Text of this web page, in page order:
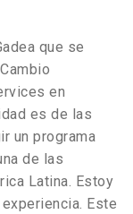
que se
en
es de las
un programa
de las
Latina. Estoy
Este